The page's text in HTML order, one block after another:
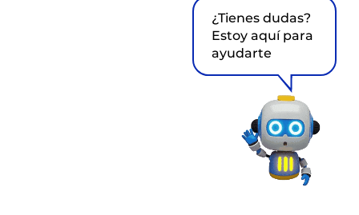
¿Tienes dudas?
Estoy aquí para
ayudarte